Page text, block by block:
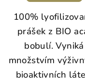
100%
prášek z BIO
bobulí. Vyniká
množstvím
bioaktivních